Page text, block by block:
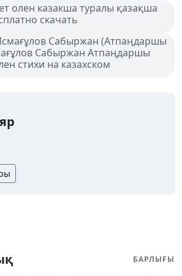
олен казакша туралы қазақша
скачать
Сабыржан (Атпаңдаршы
Сабыржан Атпаңдаршы
стихи на казахском
БАРЛЫҒЫ